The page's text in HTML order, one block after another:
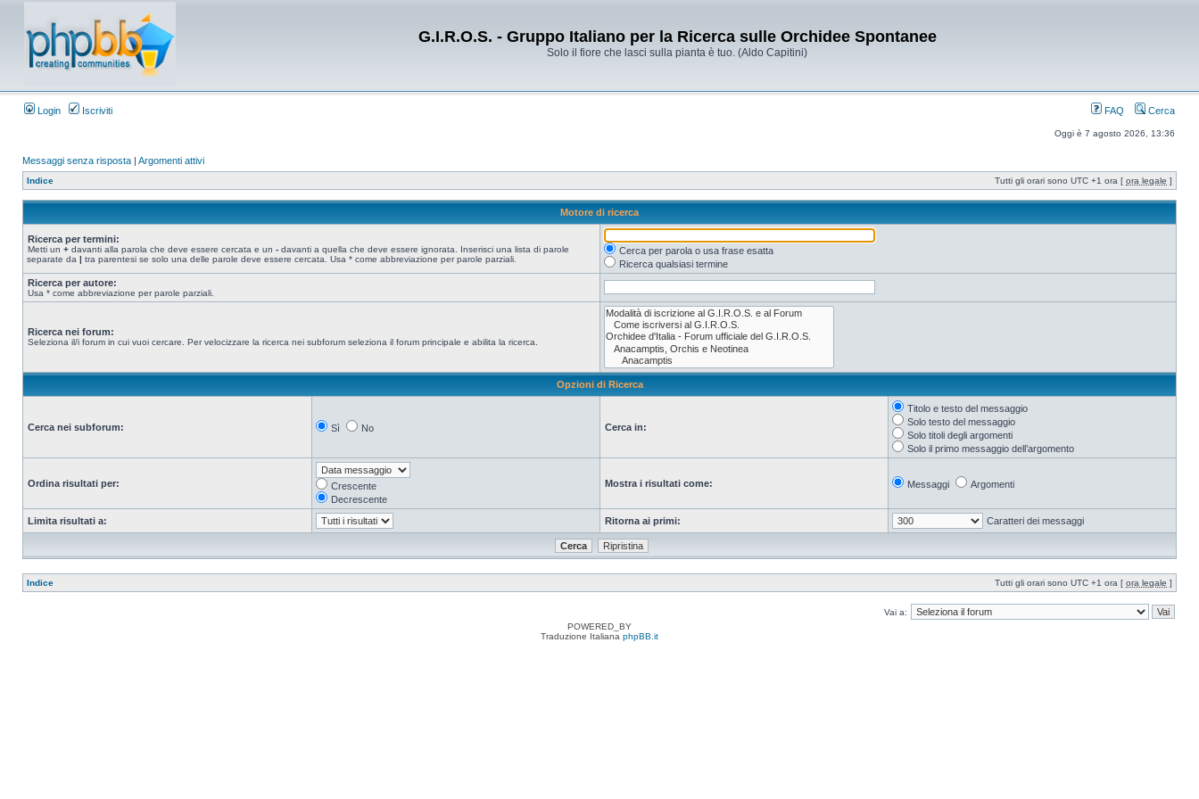
G.I.R.O.S. - Gruppo Italiano per la Ricerca sulle Orchidee Spontanee
Solo il fiore che lasci sulla pianta è tuo. (Aldo Capitini)
Login Iscriviti FAQ Cerca
Oggi è 7 agosto 2026, 13:36
Messaggi senza risposta | Argomenti attivi
Indice Tutti gli orari sono UTC +1 ora [ ora legale ]
Motore di ricerca
Ricerca per termini:
Metti un + davanti alla parola che deve essere cercata e un - davanti a quella che deve essere ignorata. Inserisci una lista di parole
separate da | tra parentesi se solo una delle parole deve essere cercata. Usa * come abbreviazione per parole parziali.
Cerca per parola o usa frase esatta
Ricerca qualsiasi termine
Ricerca per autore:
Usa * come abbreviazione per parole parziali.
Ricerca nei forum:
Seleziona il/i forum in cui vuoi cercare. Per velocizzare la ricerca nei subforum seleziona il forum principale e abilita la ricerca.
Opzioni di Ricerca
Cerca nei subforum: Sì No Cerca in:
Titolo e testo del messaggio
Solo testo del messaggio
Solo titoli degli argomenti
Solo il primo messaggio dell’argomento
Ordina risultati per:
Crescente
Decrescente
Mostra i risultati come: Messaggi Argomenti
Limita risultati a: Ritorna ai primi: Caratteri dei messaggi
Indice Tutti gli orari sono UTC +1 ora [ ora legale ]
Vai a:
POWERED_BY
Traduzione Italiana phpBB.it